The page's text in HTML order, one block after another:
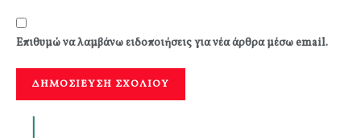
Επιθυμώ να λαμβάνω ειδοποιήσεις για νέα άρθρα μέσω email.